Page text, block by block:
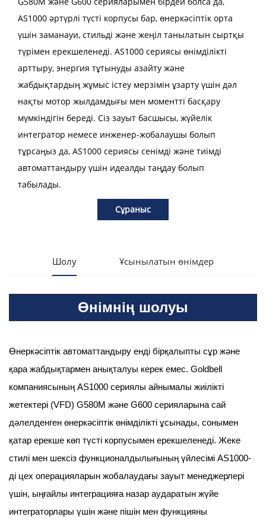
AS1000 әртүрлі түсті корпусы бар, өнеркәсіптік орта
үшін заманауи, стильді және жеңіл танылатын сыртқы
түрімен ерекшеленеді. AS1000 сериясы өнімділікті
арттыру, энергия тұтынуды азайту және
жабдықтардың жұмыс істеу мерзімін ұзарту үшін дәл
нақты мотор жылдамдығы мен моментті басқару
мүмкіндігін береді. Сіз зауыт басшысы, жүйелік
интегратор немесе инженер-жобалаушы болып
тұрсаңыз да, AS1000 сериясы сенімді және тиімді
автоматтандыру үшін идеалды таңдау болып
табылады.
Сұраныс
Шолу Ұсынылатын өнімдер
Өнімнің шолуы
Өнеркәсіптік автоматтандыру енді бірқалыпты сұр және
қара жабдықтармен анықталуы керек емес. Goldbell
компаниясының AS1000 сериялы айнымалы жиілікті
жетектері (VFD) G580M және G600 серияларына сай
дәлелденген өнеркәсіптік өнімділікті ұсынады, сонымен
қатар ерекше көп түсті корпусымен ерекшеленеді. Жеке
стилі мен шексіз функционалдылығының үйлесімі AS1000-
ді цех операцияларын жобалаудағы зауыт менеджерлері
үшін, ыңғайлы интеграцияға назар аударатын жүйе
интеграторлары үшін және пішін мен функцияны